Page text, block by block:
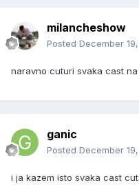
milancheshow
Posted December 19,
naravno cuturi svaka cast na
ganic
Posted December 19,
i ja kazem isto svaka cast